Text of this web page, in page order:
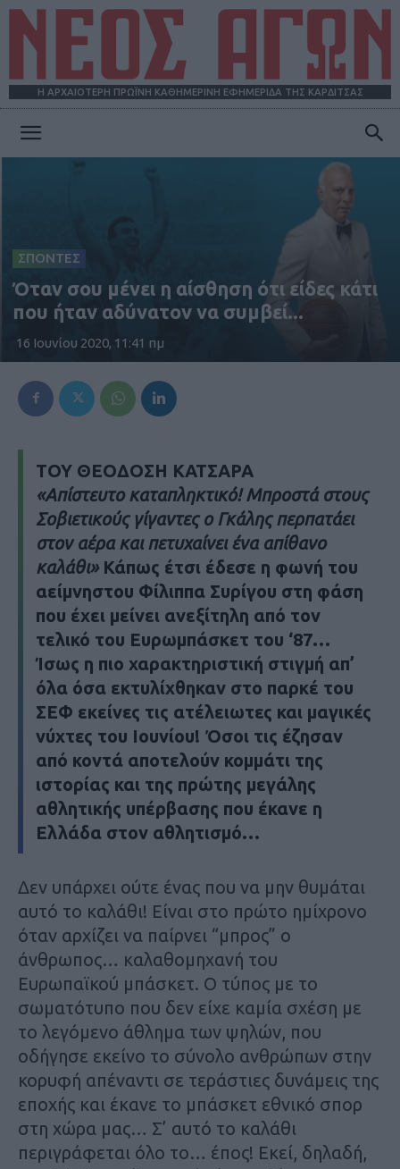
Η ΑΡΧΑΙΟΤΕΡΗ ΠΡΩΪΝΗ ΚΑΘΗΜΕΡΙΝΗ ΕΦΗΜΕΡΙΔΑ ΤΗΣ ΚΑΡΔΙΤΣΑΣ
ΣΠΟΝΤΕΣ
Όταν σου μένει η αίσθηση ότι είδες κάτι
που ήταν αδύνατον να συμβεί...
16 Ιουνίου 2020, 11:41 πμ
ΤΟΥ ΘΕΟΔΟΣΗ ΚΑΤΣΑΡΑ
«Απίστευτο καταπληκτικό! Μπροστά στους
Σοβιετικούς γίγαντες ο Γκάλης περπατάει
στον αέρα και πετυχαίνει ένα απίθανο
καλάθι»Κάπως έτσι έδεσε η φωνή του
αείμνηστου Φίλιππα Συρίγου στη φάση
που έχει μείνει ανεξίτηλη από τον
τελικό του Ευρωμπάσκετ του ‘87…
Ίσως η πιο χαρακτηριστική στιγμή απ’
όλα όσα εκτυλίχθηκαν στο παρκέ του
ΣΕΦ εκείνες τις ατέλειωτες και μαγικές
νύχτες του Ιουνίου! Όσοι τις έζησαν
από κοντά αποτελούν κομμάτι της
ιστορίας και της πρώτης μεγάλης
αθλητικής υπέρβασης που έκανε η
Ελλάδα στον αθλητισμό…
Δεν υπάρχει ούτε ένας που να μην θυμάται
αυτό το καλάθι! Είναι στο πρώτο ημίχρονο
όταν αρχίζει να παίρνει “μπρος” ο
άνθρωπος… καλαθομηχανή του
Ευρωπαϊκού μπάσκετ. Ο τύπος με το
σωματότυπο που δεν είχε καμία σχέση με
το λεγόμενο άθλημα των ψηλών, που
οδήγησε εκείνο το σύνολο ανθρώπων στην
κορυφή απέναντι σε τεράστιες δυνάμεις της
εποχής και έκανε το μπάσκετ εθνικό σπορ
στη χώρα μας… Σ’ αυτό το καλάθι
περιγράφεται όλο το… έπος! Εκεί, δηλαδή,